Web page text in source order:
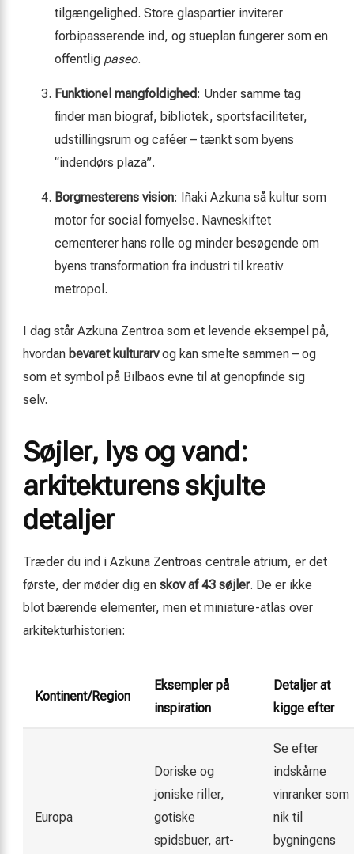
tilgængelighed. Store glaspartier inviterer
forbipasserende ind, og stueplan fungerer som en
offentlig paseo.
Funktionel mangfoldighed: Under samme tag
finder man biograf, bibliotek, sportsfaciliteter,
udstillingsrum og caféer – tænkt som byens
“indendørs plaza”.
Borgmesterens vision: Iñaki Azkuna så kultur som
motor for social fornyelse. Navneskiftet
cementerer hans rolle og minder besøgende om
byens transformation fra industri til kreativ
metropol.
I dag står Azkuna Zentroa som et levende eksempel på,
hvordan bevaret kulturarvog kan smelte sammen – og
som et symbol på Bilbaos evne til at genopfinde sig
selv.
Søjler, lys og vand:
arkitekturens skjulte
detaljer
Træder du ind i Azkuna Zentroas centrale atrium, er det
første, der møder dig en skov af 43 søjler. De er ikke
blot bærende elementer, men et miniature-atlas over
arkitekturhistorien:
Kontinent/Region
Eksempler på
inspiration
Detaljer at
kigge efter
Europa
Doriske og
joniske riller,
gotiske
spidsbuer, art-
Se efter
indskårne
vinranker som
nik til
bygningens